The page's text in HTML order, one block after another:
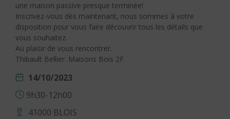
une maison passive presque terminée!
Inscrivez-vous dès maintenant, nous sommes à votre
disposition pour vous faire découvrir tous les détails que
vous souhaitez.
Au plaisir de vous rencontrer.
Thibault Bellier. Maisons Bois 2F.
14/10/2023
9h30-12h00
41000 BLOIS